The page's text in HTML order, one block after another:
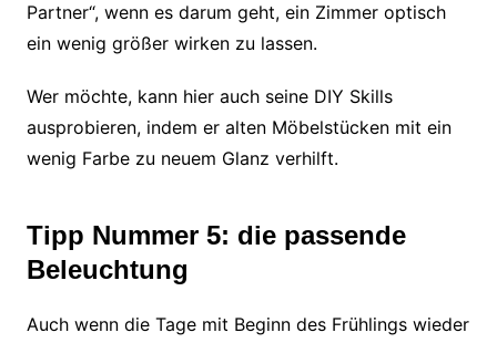
Partner“, wenn es darum geht, ein Zimmer optisch
ein wenig größer wirken zu lassen.
Wer möchte, kann hier auch seine DIY Skills
ausprobieren, indem er alten Möbelstücken mit ein
wenig Farbe zu neuem Glanz verhilft.
Tipp Nummer 5: die passende
Beleuchtung
Auch wenn die Tage mit Beginn des Frühlings wieder